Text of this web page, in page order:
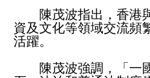
陳茂波指出，香港與
資及文化等領域交流頻
活躍。
陳茂波強調，「一國